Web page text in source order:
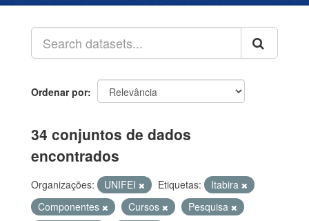
Ordenar por
34 conjuntos de dados
encontrados
Organizações: UNIFEI Etiquetas:
Itabira
Componentes
Cursos
Pesquisa